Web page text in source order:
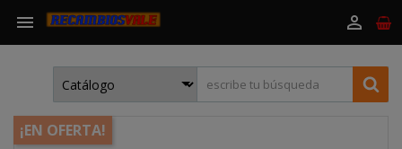
 
¡EN OFERTA!